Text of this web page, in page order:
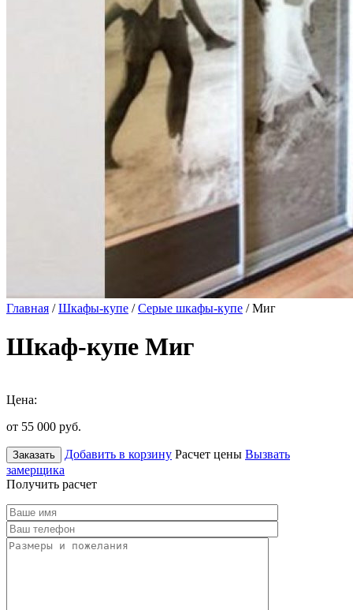
Главная /Шкафы-купе /Серые шкафы-купе / Миг
Шкаф-купе Миг
Цена:
от 55 000 руб.
Заказать Добавить в корзину Расчет цены Вызвать
замерщика
Получить расчет